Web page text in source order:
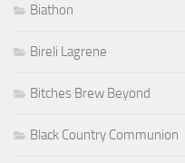
Biathon
Bireli Lagrene
Bitches Brew Beyond
Black Country Communion